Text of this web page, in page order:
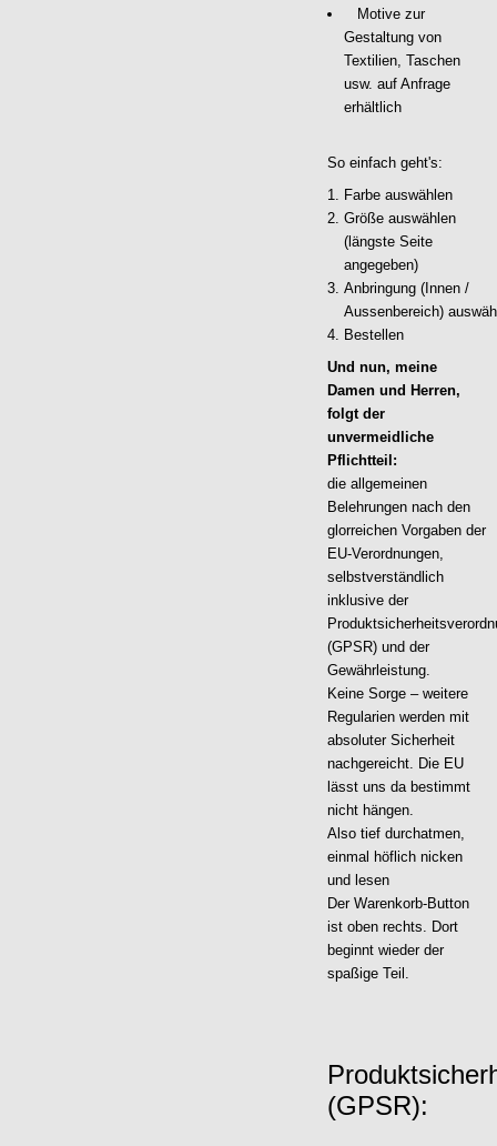
Motive zur
Gestaltung von
Textilien, Taschen
usw. auf Anfrage
erhältlich
So einfach geht's:
Farbe auswählen
Größe auswählen
(längste Seite
angegeben)
Anbringung (Innen /
Aussenbereich)
Bestellen
Und nun, meine
Damen und Herren,
folgt der
unvermeidliche
Pflichtteil:
die allgemeinen
Belehrungen nach den
glorreichen Vorgaben der
EU-Verordnungen,
selbstverständlich
inklusive der
(GPSR) und der
Gewährleistung.
Keine Sorge – weitere
Regularien werden mit
absoluter Sicherheit
nachgereicht. Die EU
lässt uns da bestimmt
nicht hängen.
Also tief durchatmen,
einmal höflich nicken
und lesen
Der Warenkorb-Button
ist oben rechts. Dort
beginnt wieder der
spaßige Teil.
(GPSR):